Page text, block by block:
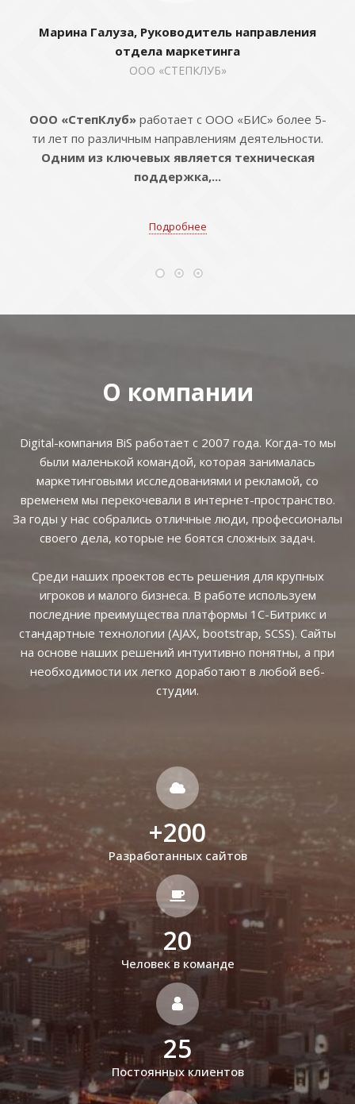
Марина Галуза, Руководитель направления
отдела маркетинга
ООО «СТЕПКЛУБ»
ООО «СтепКлуб»работает с ООО «БИС» более 5-
ти лет по различным направлениям деятельности.
Одним из ключевых является техническая
поддержка,...
Подробнее
О компании
Digital-компания BiS работает с 2007 года. Когда-то мы
были маленькой командой, которая занималась
маркетинговыми исследованиями и рекламой, со
временем мы перекочевали в интернет-пространство.
За годы у нас собрались отличные люди, профессионалы
своего дела, которые не боятся сложных задач.
Среди наших проектов есть решения для крупных
игроков и малого бизнеса. В работе используем
последние преимущества платформы 1С-Битрикс и
стандартные технологии (AJAX, bootstrap, SCSS). Сайты
на основе наших решений интуитивно понятны, а при
необходимости их легко доработают в любой веб-
студии.
+200
Разработанных сайтов
20
Человек в команде
25
Постоянных клиентов